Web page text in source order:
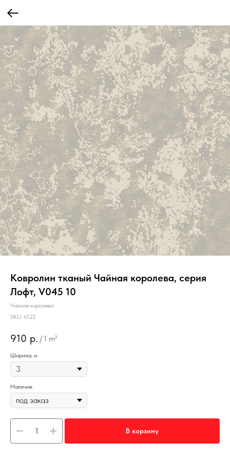
Ковролин тканый Чайная королева, серия
Лофт, V045 10
Чайная королева
SKU: 6122
910 р. / 1 m²
Ширина, м
Наличие
В корзину